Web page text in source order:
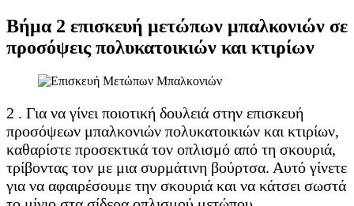
Βήμα 2 επισκευή μετώπων μπαλκονιών σε
προσόψεις πολυκατοικιών και κτιρίων
2 . Για να γίνει ποιοτική δουλειά στην επισκευή
προσόψεων μπαλκονιών πολυκατοικιών και κτιρίων,
καθαρίστε προσεκτικά τον οπλισμό από τη σκουριά,
τρίβοντας τον με μια συρμάτινη βούρτσα. Αυτό γίνετε
για να αφαιρέσουμε την σκουριά και να κάτσει σωστά